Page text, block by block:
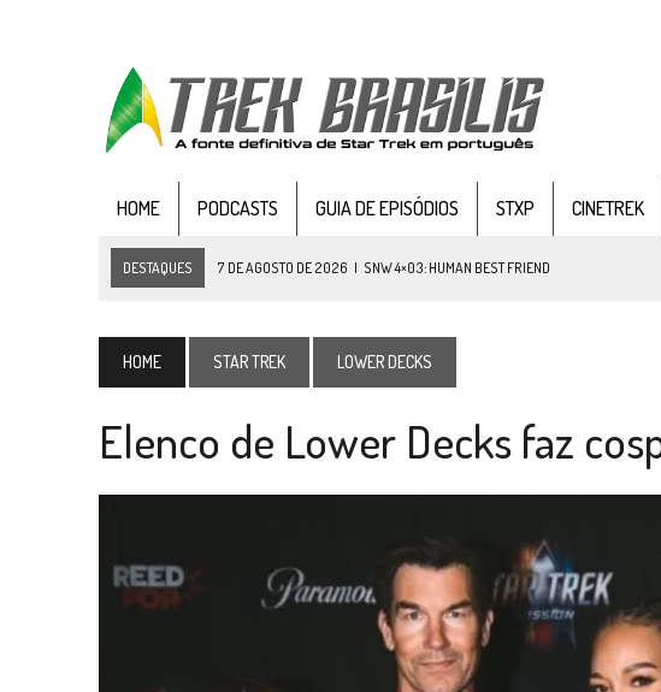
HOME PODCASTS GUIA DE EPISÓDIOS STXP CINETREK
DESTAQUES 7 DE AGOSTO DE 2026 | SNW 4×03: HUMAN BEST FRIEND
4 DE AGOSTO DE 2026 | REVISITANDO “HIDE AND Q” (TNG 1×09)
3 DE AGOSTO DE 2026 VEJA FOTOS DO TERCEIRO EPISÓDIO DA 4ª TEMPORADA DE
PARAMOUNT E CBS DERRUBAM NOVO VÍDEO DO FILME DE FÃS
ELENCO DE STRANGE NEW WORLDS ENCARA O FIM DE UMA ERA NA
31 DE JULHO DE 2026 GRANDES JORNADAS | QUATRO EPISÓDIOS DESTAR TREKSOBRE
GRANDES JORNADAS | SEIS EPISÓDIOS DE STAR TREK SOBRE
HOME STAR TREK LOWER DECKS
Elenco de Lower Decks faz